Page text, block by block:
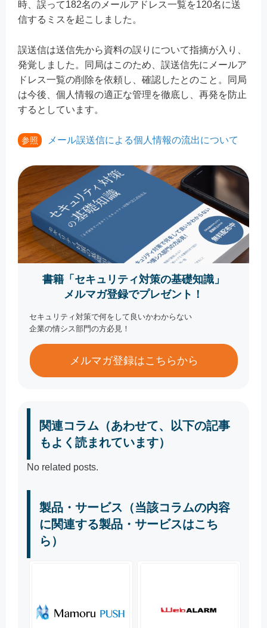
時、誤って182名のメールアドレス一覧を120名に送
信するミスを起こしました。
誤送信は送信先から資料の誤りについて指摘が入り、
発覚しました。同局はこのため、誤送信先にメールア
ドレス一覧の削除を依頼し、確認したとのこと。同局
は今後、個人情報の適正な管理を徹底し、再発を防止
するとしています。
参照 メール誤送信による個人情報の流出について
書籍「セキュリティ対策の基礎知識」
メルマガ登録でプレゼント！
セキュリティ対策で何をして良いかわからない
企業の情シス部門の方必見！
メルマガ登録はこちらから
関連コラム（あわせて、以下の記事
もよく読まれています）
No related posts.
製品・サービス（当該コラムの内容
に関連する製品・サービスはこち
ら）